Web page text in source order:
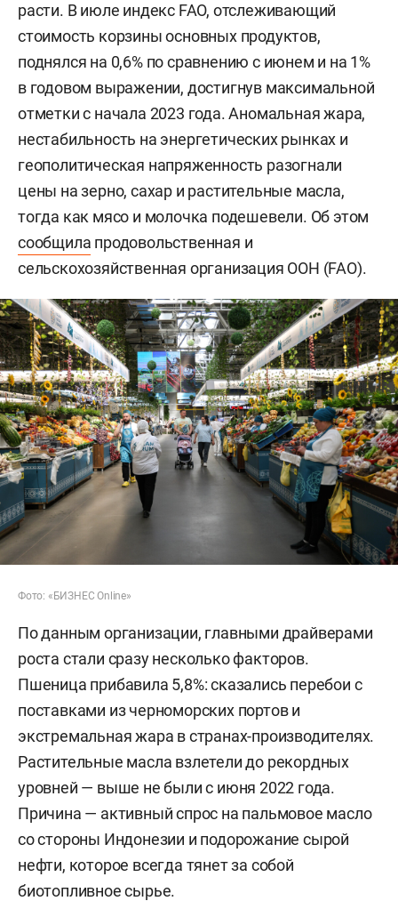
расти. В июле индекс FAO, отслеживающий
стоимость корзины основных продуктов,
поднялся на 0,6% по сравнению с июнем и на 1%
в годовом выражении, достигнув максимальной
отметки с начала 2023 года. Аномальная жара,
нестабильность на энергетических рынках и
геополитическая напряженность разогнали
цены на зерно, сахар и растительные масла,
тогда как мясо и молочка подешевели. Об этом
сообщила продовольственная и
сельскохозяйственная организация ООН (FAO).
Фото: «БИЗНЕС Online»
По данным организации, главными драйверами
роста стали сразу несколько факторов.
Пшеница прибавила 5,8%: сказались перебои с
поставками из черноморских портов и
экстремальная жара в странах-производителях.
Растительные масла взлетели до рекордных
уровней — выше не были с июня 2022 года.
Причина — активный спрос на пальмовое масло
со стороны Индонезии и подорожание сырой
нефти, которое всегда тянет за собой
биотопливное сырье.